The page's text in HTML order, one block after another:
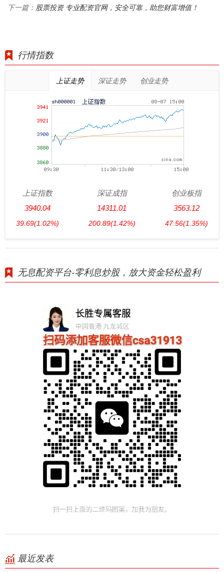
下一篇： 股票投资 专业配资官网，安全可靠，助您财富增值！
行情指数
上证走势 深证走势 创业走势
上证指数
3940.04
39.69(1.02%)
深证成指
14311.01
200.89(1.42%)
创业板指
3563.12
47.56(1.35%)
无息配资平台-零利息炒股，放大资金轻松盈利
最近发表